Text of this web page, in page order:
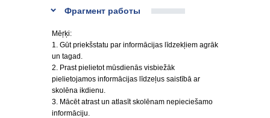
Фрагмент работы
Mēŗķi:
1. Gūt priekšstatu par informācijas līdzekļiem agrāk
un tagad.
2. Prast pielietot mūsdienās visbiežāk
pielietojamos informācijas līdzeļus saistībā ar
skolēna ikdienu.
3. Mācēt atrast un atlasīt skolēnam nepieciešamo
informāciju.